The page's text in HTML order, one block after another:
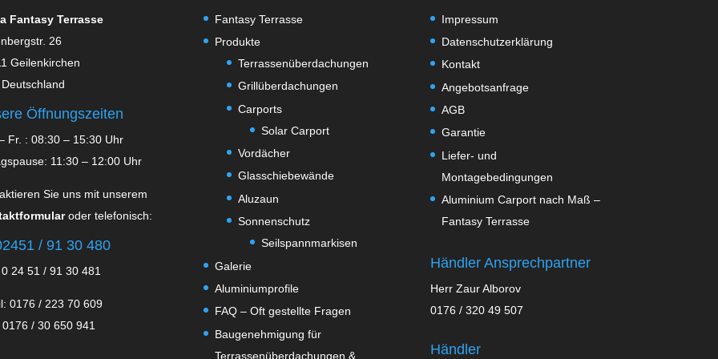
Fantasy Terrasse
26
Geilenkirchen
Öffnungszeiten
Fr. : 08:30 – 15:30 Uhr
11:30 – 12:00 Uhr
Sie uns mit unserem
oder telefonisch:
/ 91 30 480
24 51 / 91 30 481
0176 / 223 70 609
/ 30 650 941
Fantasy Terrasse
Produkte
Terrassenüberdachungen
Grillüberdachungen
Carports
Solar Carport
Vordächer
Glasschiebewände
Aluzaun
Sonnenschutz
Seilspannmarkisen
Galerie
Aluminiumprofile
FAQ – Oft gestellte Fragen
Baugenehmigung für
Terrassenüberdachungen &
Impressum
Datenschutzerklärung
Kontakt
Angebotsanfrage
AGB
Garantie
Liefer- und
Montagebedingungen
Aluminium Carport nach Maß –
Fantasy Terrasse
Händler Ansprechpartner
Herr Zaur Alborov
0176 / 320 49 507
Händler